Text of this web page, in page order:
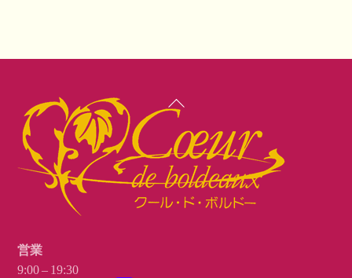
Back
To
Top
営業
9:00 – 19:30